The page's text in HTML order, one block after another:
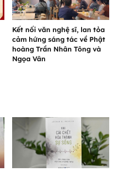
Kết nối văn nghệ sĩ, lan tỏa
cảm hứng sáng tác về Phật
hoàng Trần Nhân Tông và
Ngọa Vân